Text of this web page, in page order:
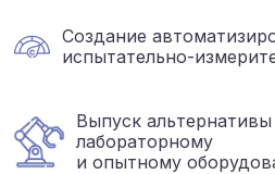
Создание
испытательно-
Выпуск
лабораторному
и опытному